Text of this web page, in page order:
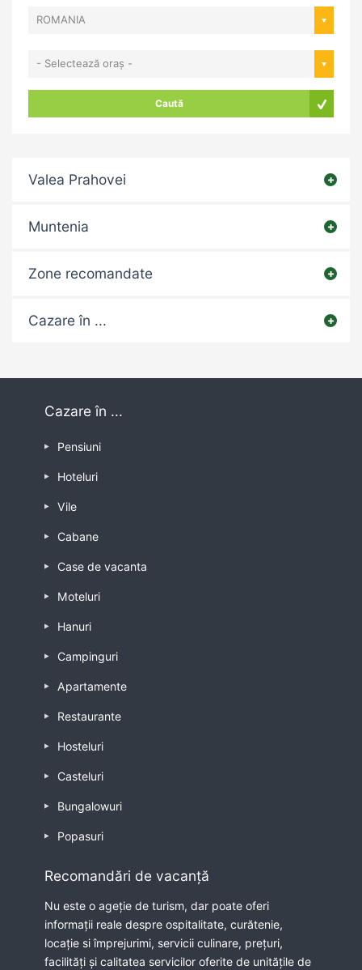
ROMANIA
- Selectează oraș -
Caută
Valea Prahovei
Muntenia
Zone recomandate
Cazare în ...
Cazare în ...
Pensiuni
Hoteluri
Vile
Cabane
Case de vacanta
Moteluri
Hanuri
Campinguri
Apartamente
Restaurante
Hosteluri
Casteluri
Bungalowuri
Popasuri
Recomandări de vacanță
Nu este o ageție de turism, dar poate oferi
informații reale despre ospitalitate, curătenie,
locație si împrejurimi, servicii culinare, prețuri,
facilități și calitatea servicilor oferite de unitățile de